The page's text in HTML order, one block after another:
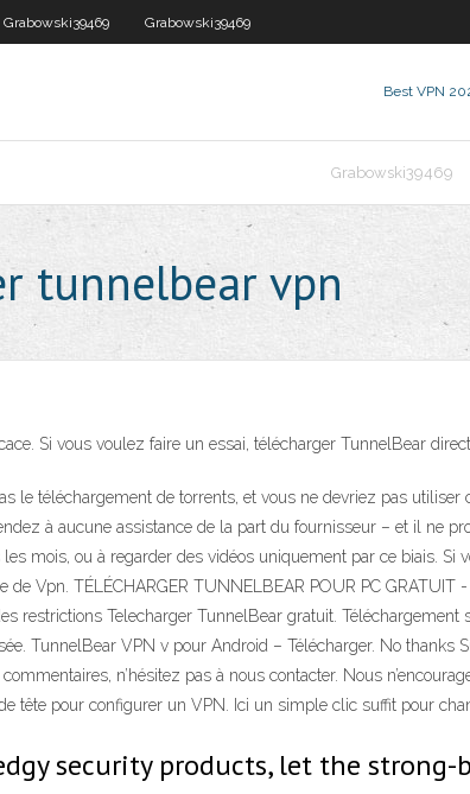
Grabowski39469 Grabowski39469
Best VPN
Grabowski39469
tunnelbear vpn
Si vous voulez faire un essai, télécharger TunnelBear
le téléchargement de torrents, et vous ne devriez pas
à aucune assistance de la part du fournisseur – et il ne
mois, ou à regarder des vidéos uniquement par ce biais. Si
de Vpn. TÉLÉCHARGER TUNNELBEAR POUR PC
restrictions Telecharger TunnelBear gratuit.
TunnelBear VPN v pour Android – Télécharger. No
n’hésitez pas à nous contacter. Nous
tête pour configurer un VPN. Ici un simple clic suffit pour
security products, let the